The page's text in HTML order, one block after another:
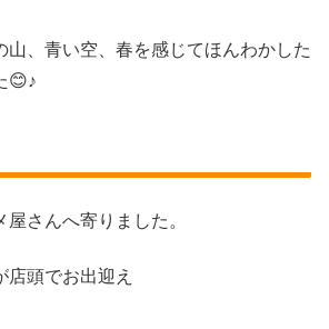
山、青い空、春を感じてほんわかした
😊♪
さんへ寄りました。
店頭でお出迎え